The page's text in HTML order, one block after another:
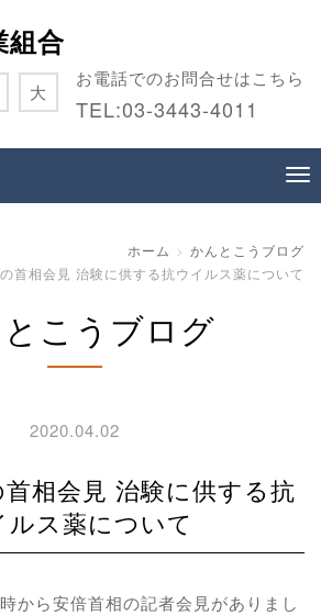
組合
お電話でのお問合せはこちら
TEL:03-3443-4011
大
ホーム
かんとこうブログ
首相会見 治験に供する抗ウイルス薬について
こうブログ
2020.04.02
ルス薬について
から安倍首相の記者会見がありまし